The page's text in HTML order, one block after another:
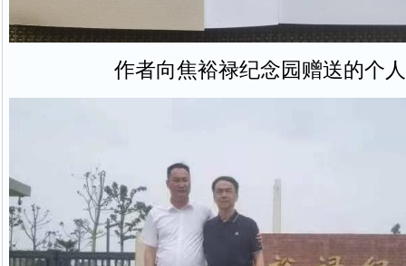
作者向焦裕禄纪念园赠送的个